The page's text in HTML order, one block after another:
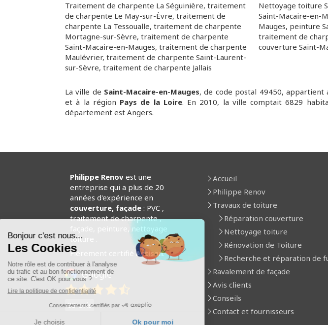
Traitement de charpente La Séguinière, traitement
de charpente Le May-sur-Èvre, traitement de
charpente La Tessoualle, traitement de charpente
Mortagne-sur-Sèvre, traitement de charpente
Saint-Macaire-en-Mauges, traitement de charpente
Maulévrier, traitement de charpente Saint-Laurent-
sur-Sèvre, traitement de charpente Jallais
Nettoyage toiture
Saint-Macaire-en-
Mauges, peinture
traitement de
couverture Saint-
La ville de Saint-Macaire-en-Mauges, de code postal 49450, appartient
et à la région Pays de la Loire. En 2010, la ville comptait 6829
département est Angers.
Philippe Renov est une
entreprise qui a plus de 20
années d'expérience en
couverture, façade : PVC ,
traitement de charpente ,
façade, peinture, nettoyage
toiture .
Fièrement certifié Artisan.
Google
83 avis
Accueil
Philippe Renov
Travaux de toiture
Réparation couverture
Nettoyage toiture
Rénovation de Toiture
Recherche et réparation de
Ravalement de façade
Avis clients
Conseils
Contact et fournisseurs